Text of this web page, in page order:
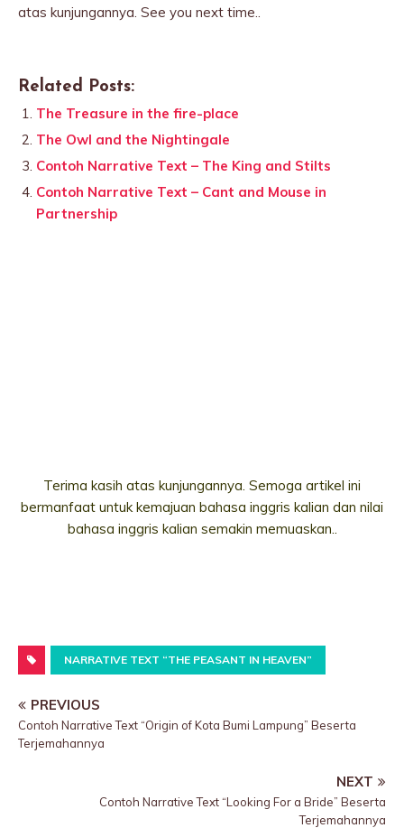
atas kunjungannya. See you next time..
Related Posts:
The Treasure in the fire-place
The Owl and the Nightingale
Contoh Narrative Text – The King and Stilts
Contoh Narrative Text – Cant and Mouse in
Partnership
Terima kasih atas kunjungannya. Semoga artikel ini
bermanfaat untuk kemajuan bahasa inggris kalian dan nilai
bahasa inggris kalian semakin memuaskan..
NARRATIVE TEXT “THE PEASANT IN HEAVEN”
PREVIOUS
Contoh Narrative Text “Origin of Kota Bumi Lampung” Beserta
Terjemahannya
NEXT
Contoh Narrative Text “Looking For a Bride” Beserta
Terjemahannya